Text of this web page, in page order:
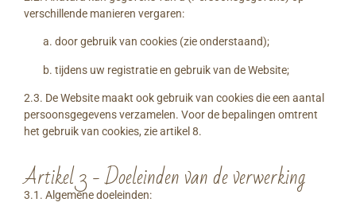
verschillende manieren vergaren:
a. door gebruik van cookies (zie onderstaand);
b. tijdens uw registratie en gebruik van de Website;
2.3. De Website maakt ook gebruik van cookies die een aantal
persoonsgegevens verzamelen. Voor de bepalingen omtrent
het gebruik van cookies, zie artikel 8.
Artikel 3 - Doeleinden van de verwerking
3.1. Algemene doeleinden: